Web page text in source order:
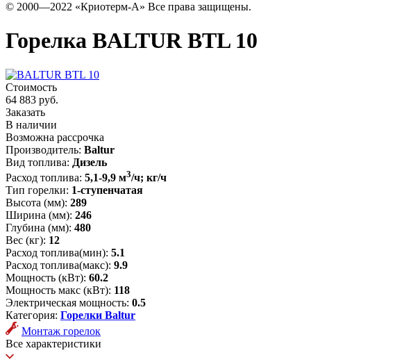
© 2000—2022 «Криотерм-А» Все права защищены.
Горелка BALTUR BTL 10
Стоимость
64 883 руб.
Заказать
В наличии
Возможна рассрочка
Производитель: Baltur
Вид топлива: Дизель
Расход топлива: 5,1-9,9 м3/ч; кг/ч
Тип горелки: 1-ступенчатая
Высота (мм): 289
Ширина (мм): 246
Глубина (мм): 480
Вес (кг): 12
Расход топлива(мин): 5.1
Расход топлива(макс): 9.9
Мощность (кВт): 60.2
Мощность макс (кВт): 118
Электрическая мощность: 0.5
Категория: Горелки Baltur
Монтаж горелок
Все характеристики